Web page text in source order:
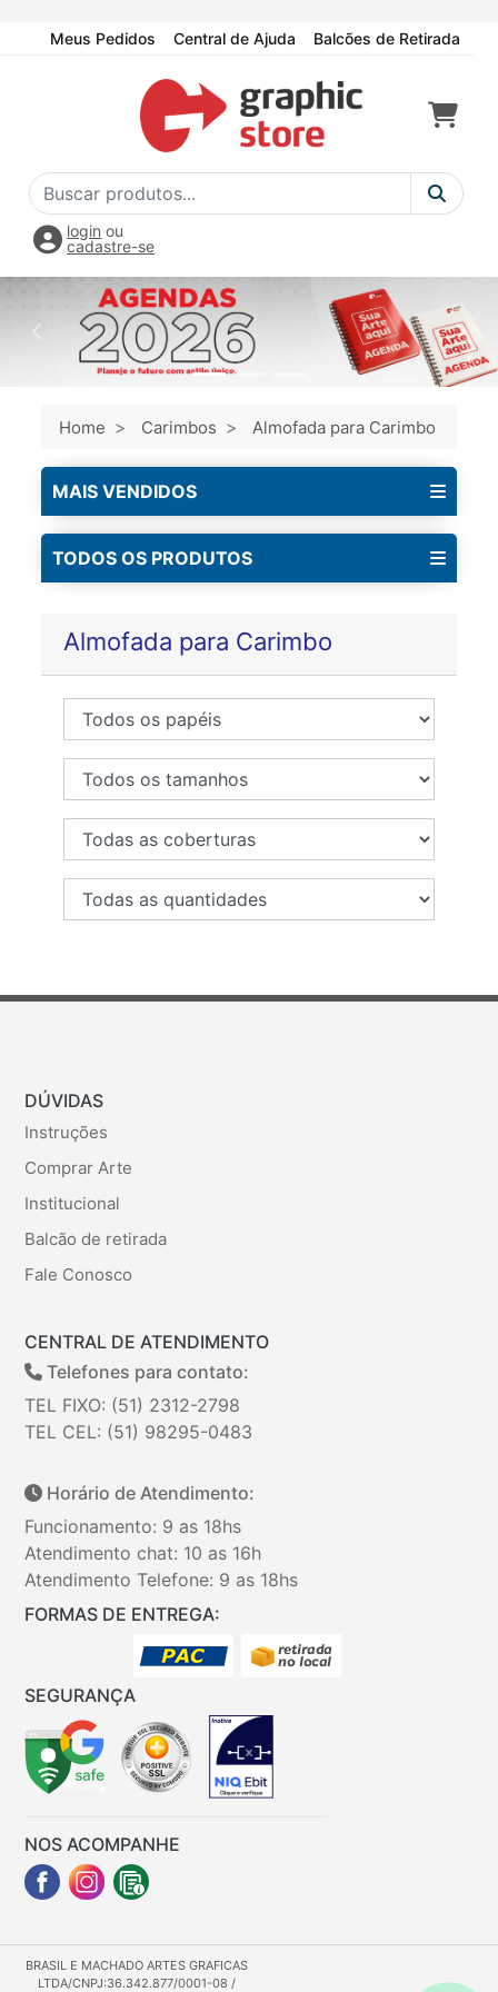
Meus Pedidos Central de Ajuda Balcões de Retirada
login ou
cadastre-se
Home Carimbos Almofada para Carimbo
MAIS VENDIDOS
TODOS OS PRODUTOS
Almofada para Carimbo
DÚVIDAS
Instruções
Comprar Arte
Institucional
Balcão de retirada
Fale Conosco
CENTRAL DE ATENDIMENTO
Telefones para contato:
TEL FIXO: (51) 2312-2798
TEL CEL: (51) 98295-0483
Horário de Atendimento:
Funcionamento: 9 as 18hs
Atendimento chat: 10 as 16h
Atendimento Telefone: 9 as 18hs
FORMAS DE ENTREGA:
SEGURANÇA
NOS ACOMPANHE
BRASIL E MACHADO ARTES GRAFICAS
LTDA/CNPJ:36.342.877/0001-08 /